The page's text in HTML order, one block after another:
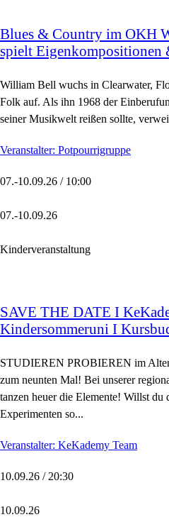
Blues & Country im OKH
spielt Eigenkompositionen
William Bell wuchs in Clearwater,
Folk auf. Als ihn 1968 der
seiner Musikwelt reißen sollte,
Veranstalter: Potpourrigruppe
07.-10.09.26 / 10:00
07.-10.09.26
Kinderveranstaltung
SAVE THE DATE I
Kindersommeruni I
STUDIEREN PROBIEREN im
zum neunten Mal! Bei unserer
tanzen heuer die Elemente! Willst
Experimenten so...
Veranstalter: KeKademy Team
10.09.26 / 20:30
10.09.26